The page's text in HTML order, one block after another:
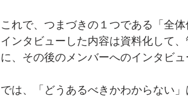
これで、つまづきの１つである「全
インタビューした内容は資料化して
に、その後のメンバーへのインタビュ
では、「どうあるべきかわからない